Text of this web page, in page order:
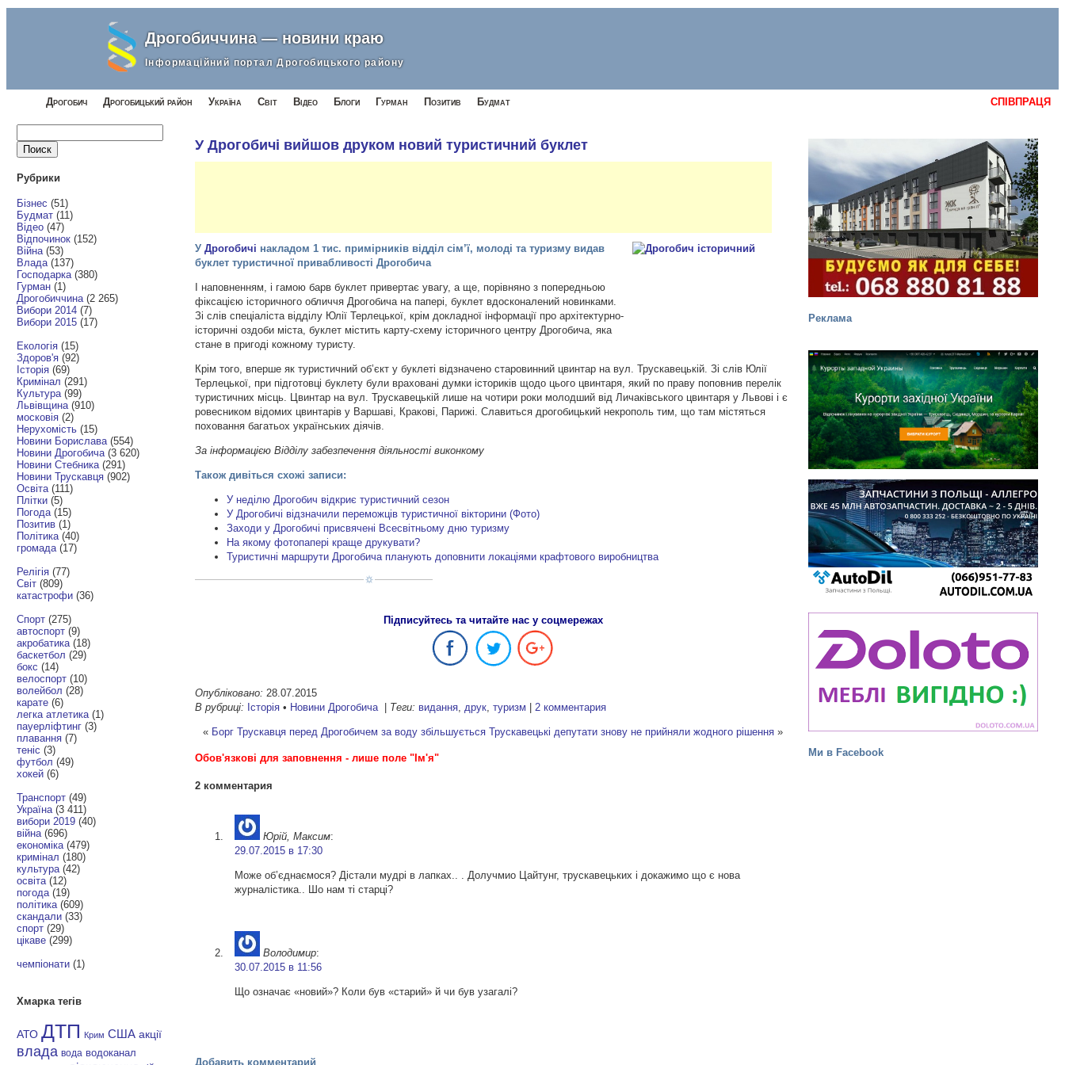
Дрогобиччина — новини краю
Інформаційний портал Дрогобицького району
Дрогобич Дрогобицький район Україна Світ Відео Блоги Гурман СПІВПРАЦЯ
Позитив Будмат
Реклама
Ми в Facebook
Рубрики
Бізнес (51)
Будмат (11)
Відео (47)
Відпочинок (152)
Війна (53)
Влада (137)
Господарка (380)
Гурман (1)
Дрогобиччина (2 265)
Вибори 2014 (7)
Вибори 2015 (17)
Екологія (15)
Здоров'я (92)
Історія (69)
Кримінал (291)
Культура (99)
Львівщина (910)
московія (2)
Нерухомість (15)
Новини Борислава (554)
Новини Дрогобича (3 620)
Новини Стебника (291)
Новини Трускавця (902)
Освіта (111)
Плітки (5)
Погода (15)
Позитив (1)
Політика (40)
громада (17)
Релігія (77)
Світ (809)
катастрофи (36)
Спорт (275)
автоспорт (9)
акробатика (18)
баскетбол (29)
бокс (14)
велоспорт (10)
волейбол (28)
карате (6)
легка атлетика (1)
пауерліфтинг (3)
плавання (7)
теніс (3)
футбол (49)
хокей (6)
Транспорт (49)
Україна (3 411)
вибори 2019 (40)
війна (696)
економіка (479)
кримінал (180)
культура (42)
освіта (12)
погода (19)
політика (609)
скандали (33)
спорт (29)
цікаве (299)
чемпіонати (1)
Хмарка тегів
АТО ДТП Крим США акції
влада вода водоканал
У Дрогобичі вийшов друком новий туристичний буклет
УДрогобичі накладом 1 тис. примірників відділ сім’ї, молоді та туризму видав
буклет туристичної привабливості Дрогобича
І наповненням, і гамою барв буклет привертає увагу, а ще, порівняно з попередньою
фіксацією історичного обличчя Дрогобича на папері, буклет вдосконалений новинками.
Зі слів спеціаліста відділу Юлії Терлецької, крім докладної інформації про архітектурно-
історичні оздоби міста, буклет містить карту-схему історичного центру Дрогобича, яка
стане в пригоді кожному туристу.
Крім того, вперше як туристичний об’єкт у буклеті відзначено старовинний цвинтар на вул. Трускавецькій. Зі слів Юлії
Терлецької, при підготовці буклету були враховані думки істориків щодо цього цвинтаря, який по праву поповнив перелік
туристичних місць. Цвинтар на вул. Трускавецькій лише на чотири роки молодший від Личаківського цвинтаря у Львові і є
ровесником відомих цвинтарів у Варшаві, Кракові, Парижі. Славиться дрогобицький некрополь тим, що там містяться
поховання багатьох українських діячів.
За інформацією Відділу забезпечення діяльності виконкому
Також дивіться схожі записи:
У неділю Дрогобич відкриє туристичний сезон
У Дрогобичі відзначили переможців туристичної вікторини (Фото)
Заходи у Дрогобичі присвячені Всесвітньому дню туризму
На якому фотопапері краще друкувати?
Туристичні маршрути Дрогобича планують доповнити локаціями крафтового виробництва
Підписуйтесь та читайте нас у соцмережах
Опубліковано: 28.07.2015
В рубриці: Історія • Новини Дрогобича | Теги: видання друк ,туризм | 2 комментария
« Борг Трускавця перед Дрогобичем за воду збільшується Трускавецькі депутати знову не прийняли жодного рішення »
Обов'язкові для заповнення - лише поле "Ім'я"
2 комментария
Юрій, Максим:
29.07.2015 в 17:30
Може об’єднаємося? Дістали мудрі в лапках.. . Долучмио Цайтунг, трускавецьких і докажимо що є нова
журналістика.. Шо нам ті старці?
Володимир:
30.07.2015 в 11:56
Що означає «новий»? Коли був «старий» й чи був узагалі?
Добавить комментарий